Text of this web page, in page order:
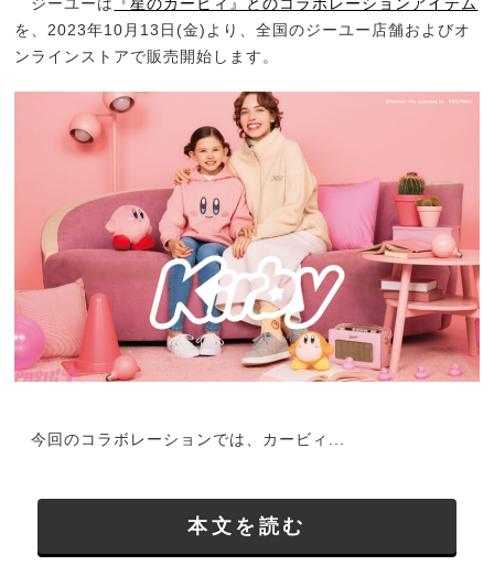
を、2023年10月13日(金)より、全国のジーユー店舗およびオ
ンラインストアで販売開始します。
今回のコラボレーションでは、カービィ...
本文を読む